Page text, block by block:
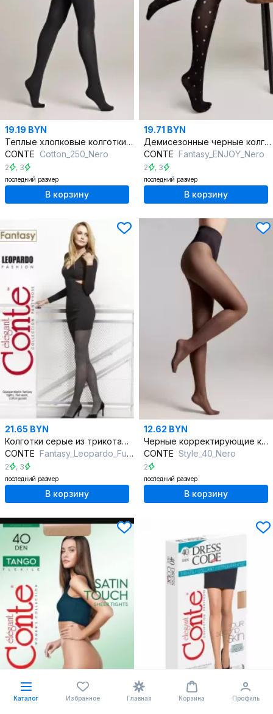
19.19 BYN
Теплые хлопковые колготки черные с лайкрой для зимних дней
CONTE Cotton_250_Nero
2 , 3
последний размер
В корзину
19.71 BYN
Демисезонные черные колготки с горошком 60 den
CONTE Fantasy_ENJOY_Nero
2 , 3
последний размер
В корзину
21.65 BYN
Колготки серые из трикотажа с леопардовым принтом
CONTE Fantasy_Leopardo_Fumo
2 , 3
последний размер
В корзину
12.62 BYN
Черные корректирующие колготки из трикотажа с утяжками
CONTE Style_40_Nero
2
последний размер
В корзину
Каталог Избранное Главная Корзина Профиль